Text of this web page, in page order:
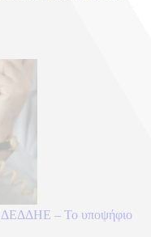
ΔΕΔΔΗΕ – Το υποψήφιο